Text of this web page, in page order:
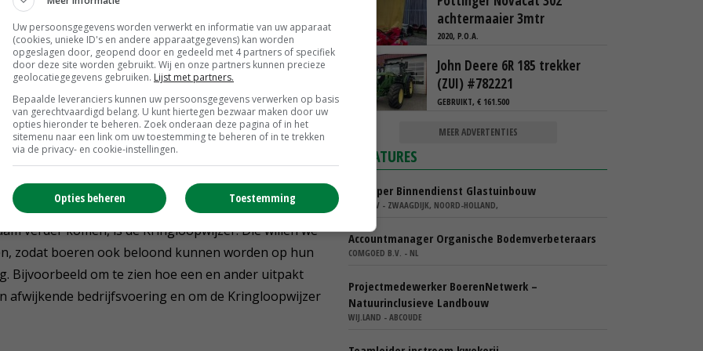
kader van intern salderen.'
en op intern salderen. Dus het zo organiseren
wordt opgekocht door de industrie en andere
Dat is voor ons echt onacceptabel. We we nemen
sector niet op voor andere sectoren.'
en landbouwminister Carola Schouten? Krijgt u
verder komen, is de Kringloopwijzer. Die willen we
zodat boeren ook beloond kunnen worden op hun
Bijvoorbeeld om te zien hoe een en ander uitpakt
afwijkende bedrijfsvoering en om de Kringloopwijzer
achtermaaier 3mtr
2020, P.O.A.
John Deere 6R 185 trekker
(ZUI) #782221
GEBRUIKT, € 161.500
MEER ADVERTENTIES
VACATURES
Verkoper Binnendienst Glastuinbouw
KARO BV - ZWAAGDIJK, NOORD-HOLLAND,
Accountmanager Organische Bodemverbeteraars
COMGOED B.V. - NL
Projectmedewerker BoerenNetwerk –
Natuurinclusieve Landbouw
WIJ.LAND - ABCOUDE
Uw persoonsgegevens worden verwerkt en informatie van uw apparaat
(cookies, unieke ID's en andere apparaatgegevens) kan worden
opgeslagen door, geopend door en gedeeld met 4 partners of specifiek
door deze site worden gebruikt. Wij en onze partners kunnen precieze
geolocatiegegevens gebruiken. Lijst met partners.
Bepaalde leveranciers kunnen uw persoonsgegevens verwerken op basis
van gerechtvaardigd belang. U kunt hiertegen bezwaar maken door uw
opties hieronder te beheren. Zoek onderaan deze pagina of in het
sitemenu naar een link om uw toestemming te beheren of in te trekken
via de privacy- en cookie-instellingen.
Toestemming
Opties beheren